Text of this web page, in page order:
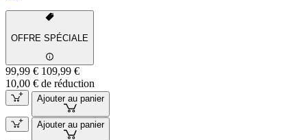
OFFRE SPÉCIALE
99,99 € 109,99 €
10,00 € de réduction
Ajouter au panier
Ajouter au panier